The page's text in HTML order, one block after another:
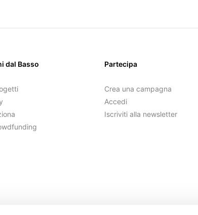
dal Basso Partecipa
Crea una campagna
Accedi
Iscriviti alla newsletter